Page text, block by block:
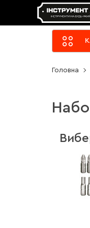
Головна